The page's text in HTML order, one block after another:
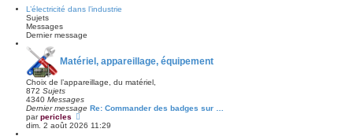
r
g
l
n
i
r
s
a
L’électricité dans l’industrie
Sujets
Messages
Dernier message
Matériel, appareillage, équipement
Choix de l’appareillage, du matériel,
872 Sujets
4340 Messages
Dernier message Re: Commander des badges sur …
parpericles
o
dim. 2 août 2026 11:29